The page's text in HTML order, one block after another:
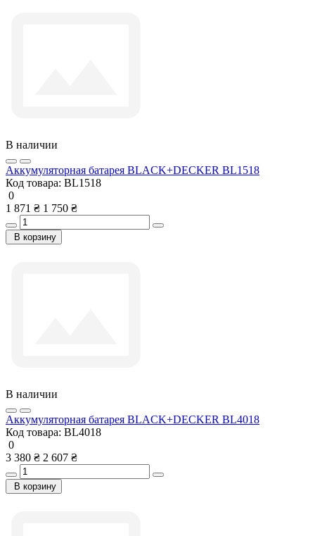
В наличии
Аккумуляторная батарея BLACK+DECKER BL1518
Код товара: BL1518
0
1 871 ₴ 1 750 ₴
В корзину
В наличии
Аккумуляторная батарея BLACK+DECKER BL4018
Код товара: BL4018
0
3 380 ₴ 2 607 ₴
В корзину